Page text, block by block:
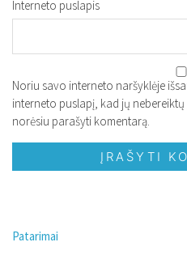
Interneto puslapis
Noriu savo interneto naršyklėje
interneto puslapį, kad jų
norėsiu parašyti komentarą.
Patarimai